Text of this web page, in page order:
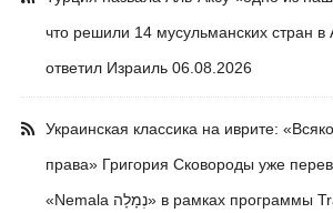
что решили 14 мусульманских стран
ответил Израиль 06.08.2026
Украинская классика на иврите:
права» Григория Сковороды уже
«Nemala נְמָלָה» в рамках программы Translate Ukraine